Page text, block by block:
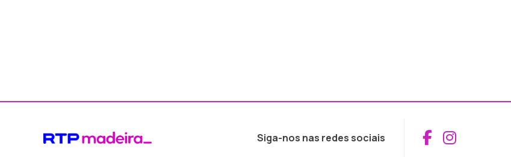
Siga-nos nas redes sociais Aceder
Aceder